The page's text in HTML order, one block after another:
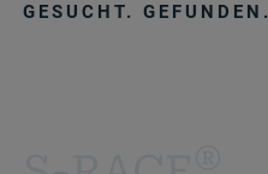
GESUCHT. GEFUNDEN.